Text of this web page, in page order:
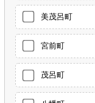
美茂呂町
宮前町
茂呂町